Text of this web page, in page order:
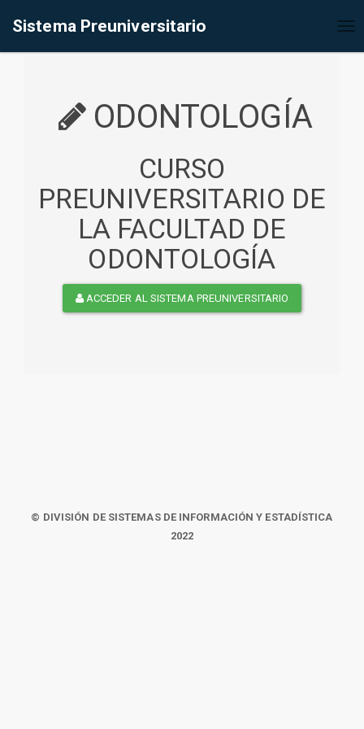
Sistema Preuniversitario
ODONTOLOGÍA
CURSO
PREUNIVERSITARIO DE
LA FACULTAD DE
ODONTOLOGÍA
ACCEDER AL SISTEMA PREUNIVERSITARIO
© DIVISIÓN DE SISTEMAS DE INFORMACIÓN Y ESTADÍSTICA
2022